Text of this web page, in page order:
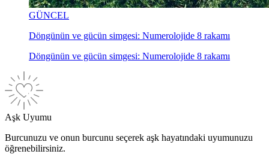
GÜNCEL
Döngünün ve gücün simgesi: Numerolojide 8 rakamı
Döngünün ve gücün simgesi: Numerolojide 8 rakamı
Aşk Uyumu
Burcunuzu ve onun burcunu seçerek aşk hayatındaki uyumunuzu
öğrenebilirsiniz.